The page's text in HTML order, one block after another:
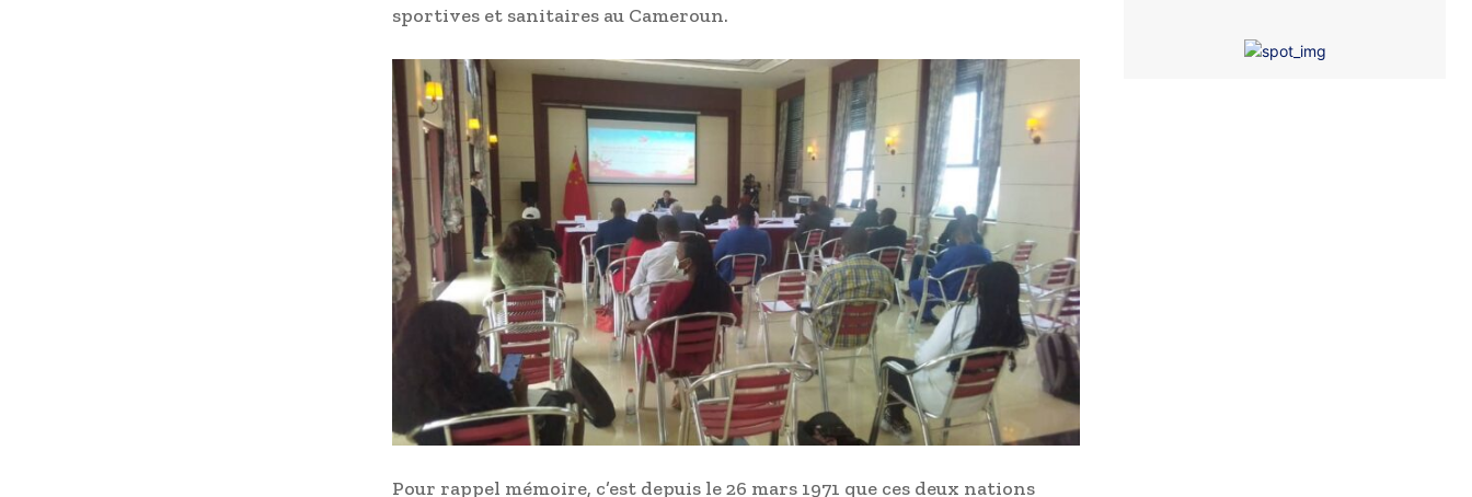
sportives et sanitaires au Cameroun.
Pour rappel mémoire, c’est depuis le 26 mars 1971 que ces deux nations